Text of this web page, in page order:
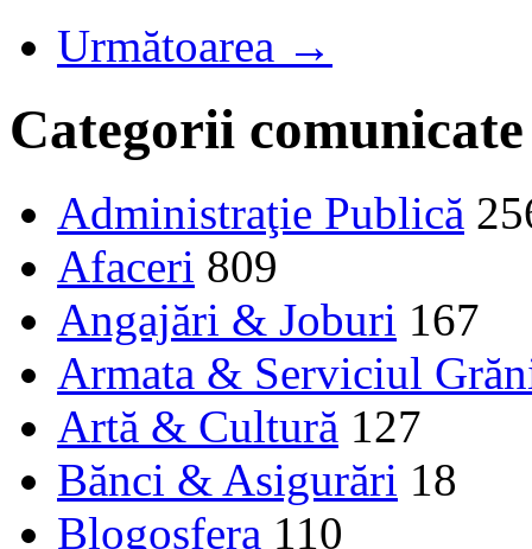
Următoarea →
Categorii comunicate
Administraţie Publică
Afaceri 809
Angajări & Joburi 167
Armata & Serviciul
Artă & Cultură 127
Bănci & Asigurări 18
Blogosfera 110